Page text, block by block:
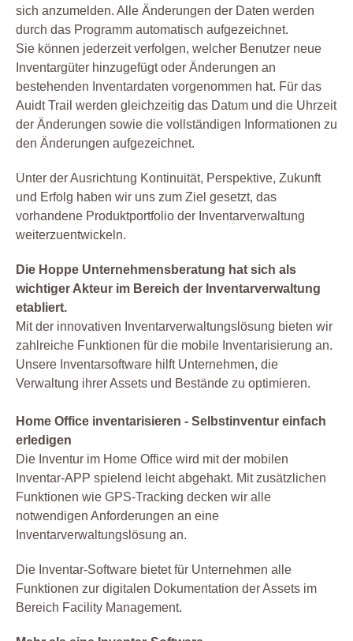
sich anzumelden. Alle Änderungen der Daten werden
durch das Programm automatisch aufgezeichnet.
Sie können jederzeit verfolgen, welcher Benutzer neue
Inventargüter hinzugefügt oder Änderungen an
bestehenden Inventardaten vorgenommen hat. Für das
Auidt Trail werden gleichzeitig das Datum und die Uhrzeit
der Änderungen sowie die vollständigen Informationen zu
den Änderungen aufgezeichnet.
Unter der Ausrichtung Kontinuität, Perspektive, Zukunft
und Erfolg haben wir uns zum Ziel gesetzt, das
vorhandene Produktportfolio der Inventarverwaltung
weiterzuentwickeln.
Die Hoppe Unternehmensberatung hat sich als
wichtiger Akteur im Bereich der Inventarverwaltung
etabliert.
Mit der innovativen Inventarverwaltungslösung bieten wir
zahlreiche Funktionen für die mobile Inventarisierung an.
Unsere Inventarsoftware hilft Unternehmen, die
Verwaltung ihrer Assets und Bestände zu optimieren.
Home Office inventarisieren - Selbstinventur einfach
erledigen
Die Inventur im Home Office wird mit der mobilen
Inventar-APP spielend leicht abgehakt. Mit zusätzlichen
Funktionen wie GPS-Tracking decken wir alle
notwendigen Anforderungen an eine
Inventarverwaltungslösung an.
Die Inventar-Software bietet für Unternehmen alle
Funktionen zur digitalen Dokumentation der Assets im
Bereich Facility Management.